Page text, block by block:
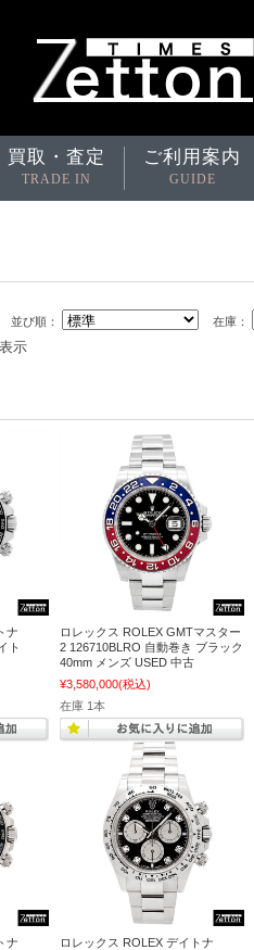
買取・査定
TRADE IN
ご利用案内
GUIDE
並び順： 在庫：
示
ナ
ト
ロレックス ROLEX GMTマスター
2 126710BLRO 自動巻き ブラック
40mm メンズ USED 中古
¥3,580,000(税込)
在庫 1本
ナ
ロレックス ROLEX デイトナ